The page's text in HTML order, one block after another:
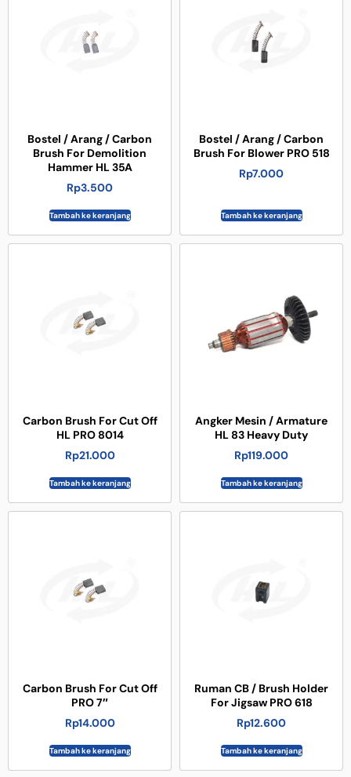
Bostel / Arang / Carbon
Brush For Demolition
Hammer HL 35A
Rp3.500
Tambah ke keranjang
Bostel / Arang / Carbon
Brush For Blower PRO 518
Rp7.000
Tambah ke keranjang
Carbon Brush For Cut Off
HL PRO 8014
Rp21.000
Tambah ke keranjang
Angker Mesin / Armature
HL 83 Heavy Duty
Rp119.000
Tambah ke keranjang
Carbon Brush For Cut Off
PRO 7″
Rp14.000
Tambah ke keranjang
Ruman CB / Brush Holder
For Jigsaw PRO 618
Rp12.600
Tambah ke keranjang